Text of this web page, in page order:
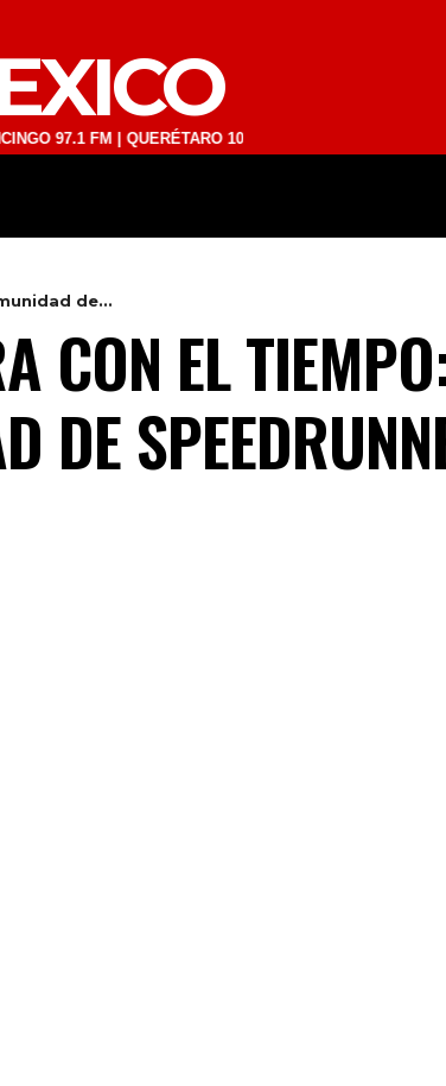
FM | QUERÉTARO 103.1 FM | SAN JUAN DEL RÍO
de...
CON EL
DE